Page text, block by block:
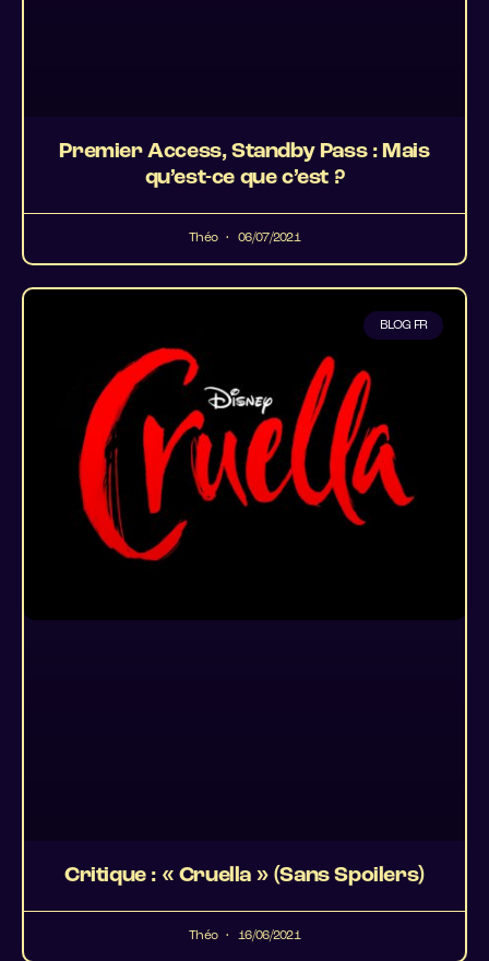
Premier Access, Standby Pass : Mais
qu’est-ce que c’est ?
Théo 06/07/2021
BLOG FR
Critique : « Cruella » (Sans Spoilers)
Théo 16/06/2021